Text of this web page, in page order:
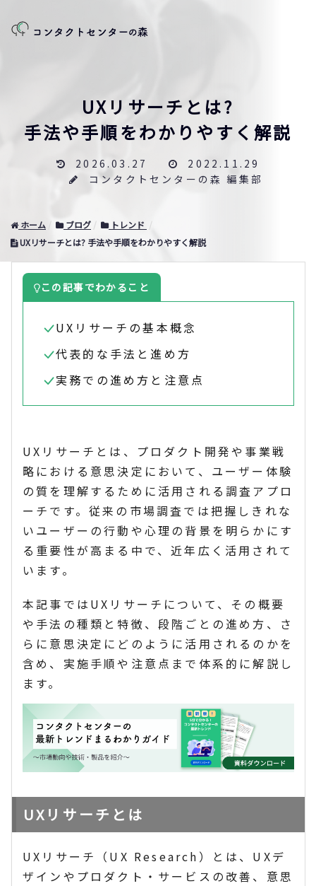
UXリサーチとは?
手法や手順をわかりやすく解説
2026.03.27
2022.11.29
コンタクトセンターの森 編集部
ホーム ブログ
トレンド
UXリサーチとは? 手法や手順をわかりやすく解説
この記事でわかること
UXリサーチの基本概念
代表的な手法と進め方
実務での進め方と注意点
UXリサーチとは、プロダクト開発や事業戦
略における意思決定において、ユーザー体験
の質を理解するために活用される調査アプロ
ーチです。従来の市場調査では把握しきれな
いユーザーの行動や心理の背景を明らかにす
る重要性が高まる中で、近年広く活用されて
います。
本記事ではUXリサーチについて、その概要
や手法の種類と特徴、段階ごとの進め方、さ
らに意思決定にどのように活用されるのかを
含め、実施手順や注意点まで体系的に解説し
ます。
UXリサーチとは
UXリサーチ（UX Research）とは、UXデ
ザインやプロダクト・サービスの改善、意思